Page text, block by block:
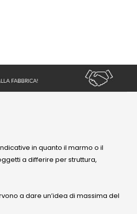
in quanto il marmo o il
a differire per struttura,
a dare un’idea di massima del